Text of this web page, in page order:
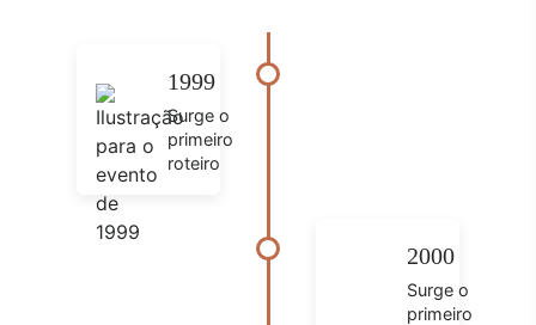
1999
Surge o
primeiro
roteiro
2000
Surge o
primeiro